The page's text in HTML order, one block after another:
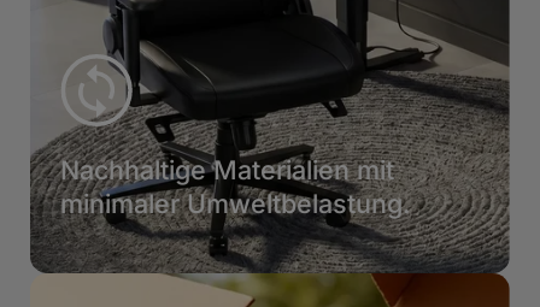
Nachhaltige Materialien mit
minimaler Umweltbelastung.